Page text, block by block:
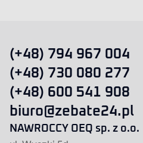
(+48) 794 967 004
(+48) 730 080 277
(+48) 600 541 908
biuro@zebate24.pl
NAWROCCY OEQ sp. z o.o.